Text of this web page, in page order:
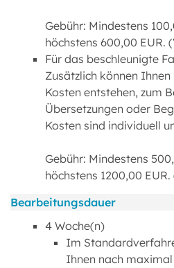
Gebühr: Mindestens
höchstens 600,00 EUR.
Für das beschleunigte
Zusätzlich können
Kosten entstehen, zum
Übersetzungen oder
Kosten sind individuell
Gebühr: Mindestens
höchstens 1200,00
Bearbeitungsdauer
4 Woche(n)
Im
Ihnen nach